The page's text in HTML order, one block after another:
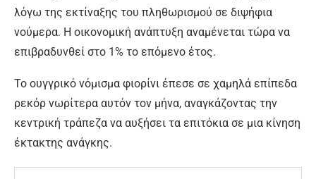
λόγω της εκτίναξης του πληθωρισμού σε διψήφια
νούμερα. Η οικονομική ανάπτυξη αναμένεται τώρα να
επιβραδυνθεί στο 1% το επόμενο έτος.
Το ουγγρικό νόμισμα φιορίνι έπεσε σε χαμηλά επίπεδα
ρεκόρ νωρίτερα αυτόν τον μήνα, αναγκάζοντας την
κεντρική τράπεζα να αυξήσει τα επιτόκια σε μια κίνηση
έκτακτης ανάγκης.